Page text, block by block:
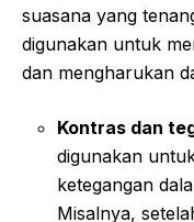
suasana yang
digunakan untuk
dan mengharukan
Kontras dan
digunakan
ketegangan
Misalnya,